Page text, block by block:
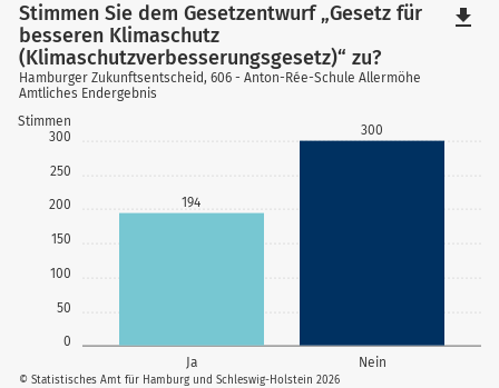
0
50
100
150
200
250
300
Stimmen
Ja Nein
194
300
© Statistisches Amt für Hamburg und Schleswig-Holstein 2026
Stimmen Sie dem Gesetzentwurf „Gesetz für
besseren Klimaschutz
(Klimaschutzverbesserungsgesetz)“ zu?
Hamburger Zukunftsentscheid, 606 - Anton-Rée-Schule Allermöhe
Amtliches Endergebnis
file_download